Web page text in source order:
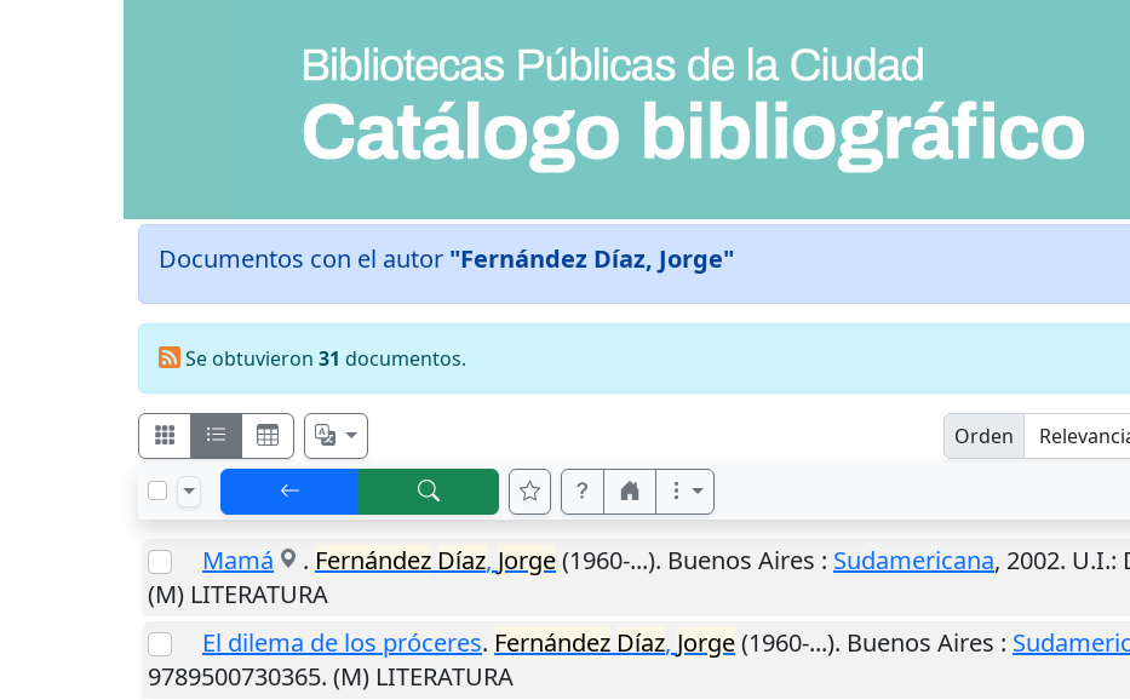
Documentos con el autor "Fernández Díaz, Jorge"
Se obtuvieron 31 documentos.
Orden
Mamá . Fernández Díaz, Jorge(1960-...). Buenos Aires : Sudamericana, 2002. U.I.:
(M) LITERATURA
El dilema de los próceres. Fernández Díaz, Jorge(1960-...). Buenos Aires :
9789500730365. (M) LITERATURA